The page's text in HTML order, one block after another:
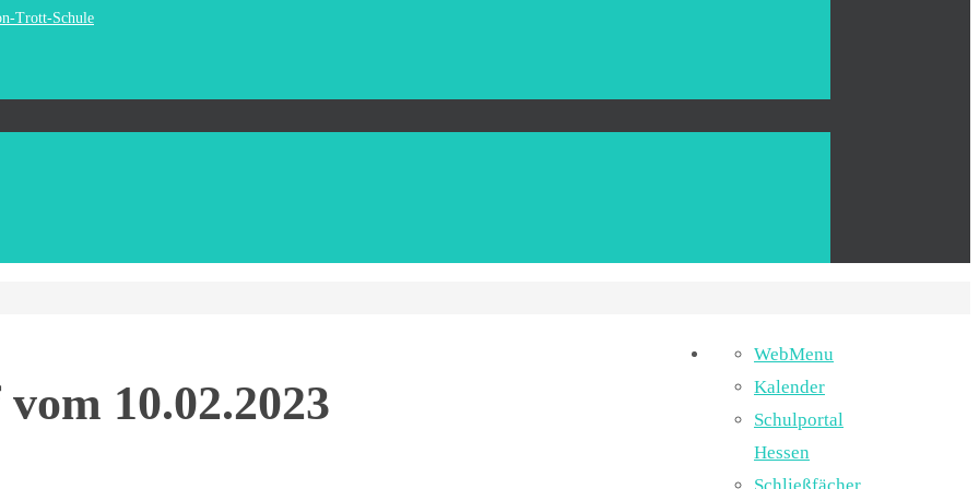
Trott-Schule
10.02.2023
WebMenu
Kalender
Schulportal
Hessen